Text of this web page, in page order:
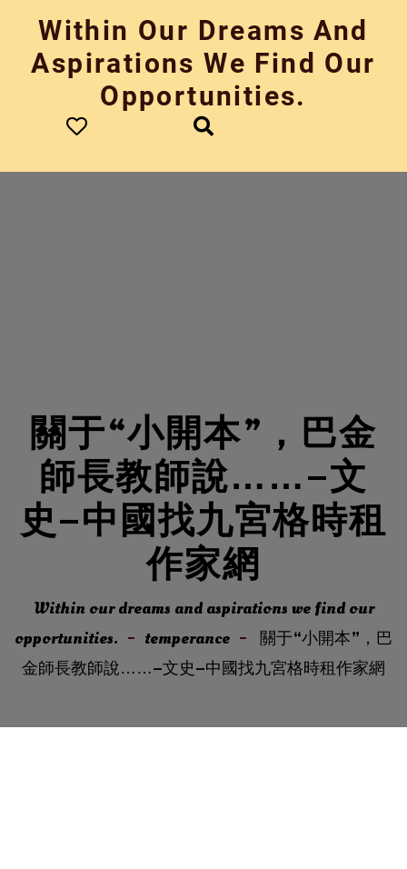
content
Within Our Dreams And
Aspirations We Find Our
Opportunities.
關于“小開本”，巴金
師長教師說……–文
史–中國找九宮格時租
作家網
Within our dreams and aspirations we find our
opportunities.
temperance
關于“小開本”，巴
金師長教師說……–文史–中國找九宮格時租作家網